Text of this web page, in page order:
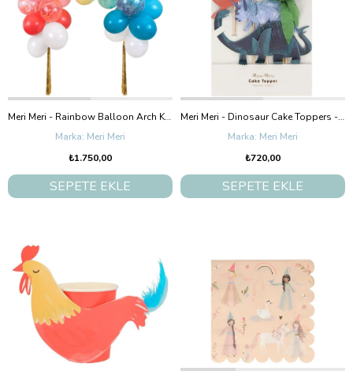
Meri Meri - Rainbow Balloon Arch Kit - Gökkuşağı Balon Kit
Meri Meri
₺1.750,00
SEPETE EKLE
Meri Meri - Dinosaur Cake Toppers - Dinozor Pasta Süsü
Meri Meri
₺720,00
SEPETE EKLE